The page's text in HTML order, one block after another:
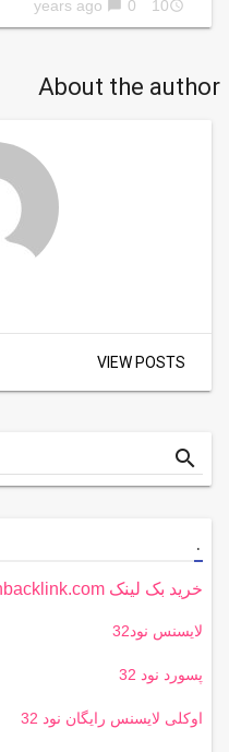
access_time
10 years ago
chat_bubble 0
About the author
VIEW POSTS
Search
for
search
.
خرید بک لینک behtarinbacklink.com
لایسنس نود32
پسورد نود 32
اوکلی لایسنس رایگان نود 32